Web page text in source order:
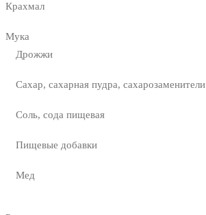
Крахмал
Мука
Дрожжи
Сахар, сахарная пудра, сахарозаменители
Соль, сода пищевая
Пищевые добавки
Мед